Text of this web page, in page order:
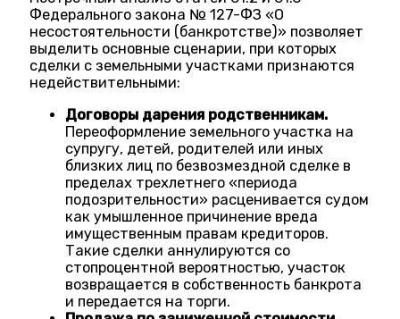
Федерального закона № 127-ФЗ «О
несостоятельности (банкротстве)» позволяет
выделить основные сценарии, при которых
сделки с земельными участками признаются
недействительными:
Договоры дарения родственникам.
Переоформление земельного участка на
супругу, детей, родителей или иных
близких лиц по безвозмездной сделке в
пределах трехлетнего «периода
подозрительности» расценивается судом
как умышленное причинение вреда
имущественным правам кредиторов.
Такие сделки аннулируются со
стопроцентной вероятностью, участок
возвращается в собственность банкрота
и передается на торги.